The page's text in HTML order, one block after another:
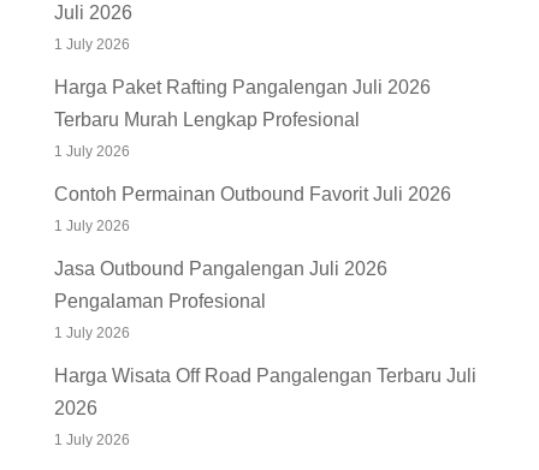
Juli 2026
1 July 2026
Harga Paket Rafting Pangalengan Juli 2026
Terbaru Murah Lengkap Profesional
1 July 2026
Contoh Permainan Outbound Favorit Juli 2026
1 July 2026
Jasa Outbound Pangalengan Juli 2026
Pengalaman Profesional
1 July 2026
Harga Wisata Off Road Pangalengan Terbaru Juli
2026
1 July 2026